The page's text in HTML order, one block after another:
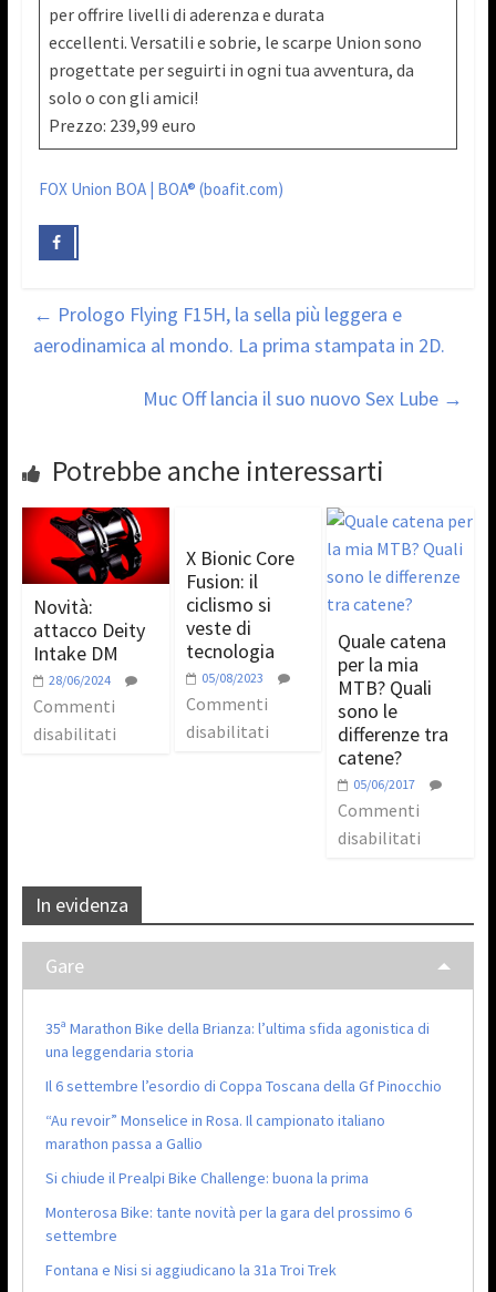
per offrire livelli di aderenza e durata
eccellenti. Versatili e sobrie, le scarpe Union sono
progettate per seguirti in ogni tua avventura, da
solo o con gli amici!
Prezzo: 239,99 euro
FOX Union BOA | BOA® (boafit.com)
← Prologo Flying F15H, la sella più leggera e
aerodinamica al mondo. La prima stampata in 2D.
Muc Off lancia il suo nuovo Sex Lube →
Potrebbe anche interessarti
Novità:
attacco Deity
Intake DM
28/06/2024
Commenti
disabilitati
X Bionic Core
Fusion: il
ciclismo si
veste di
tecnologia
05/08/2023
Commenti
disabilitati
Quale catena
per la mia
MTB? Quali
sono le
differenze tra
catene?
05/06/2017
Commenti
disabilitati
In evidenza
Gare
35ª Marathon Bike della Brianza: l’ultima sfida agonistica di
una leggendaria storia
Il 6 settembre l’esordio di Coppa Toscana della Gf Pinocchio
“Au revoir” Monselice in Rosa. Il campionato italiano
marathon passa a Gallio
Si chiude il Prealpi Bike Challenge: buona la prima
Monterosa Bike: tante novità per la gara del prossimo 6
settembre
Fontana e Nisi si aggiudicano la 31a Troi Trek